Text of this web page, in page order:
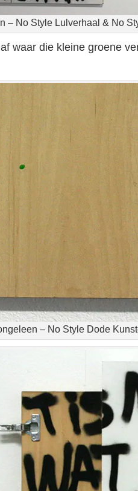
– No Style Lulverhaal & No
waar die kleine groene
– No Style Dode